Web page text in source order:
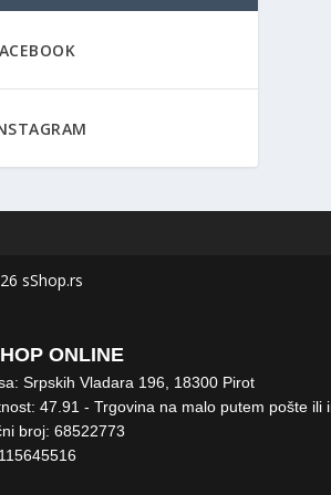
sShop.rs
ONLINE
Srpskih Vladara 196, 18300 Pirot
47.91 - Trgovina na malo putem pošte ili
broj: 68522773